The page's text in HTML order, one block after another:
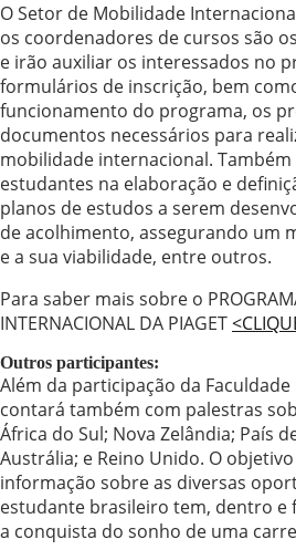
O Setor de Mobilidade
os coordenadores de cursos são
e irão auxiliar os interessados no
formulários de inscrição, bem
funcionamento do programa, os
documentos necessários para
mobilidade internacional.
estudantes na elaboração e
planos de estudos a serem
de acolhimento, assegurando um
e a sua viabilidade, entre outros.
Para saber mais sobre o
INTERNACIONAL DA PIAGET
Outros participantes:
Além da participação da
contará também com palestras
África do Sul; Nova Zelândia; País
Austrália; e Reino Unido. O
informação sobre as diversas
estudante brasileiro tem, dentro e
a conquista do sonho de uma